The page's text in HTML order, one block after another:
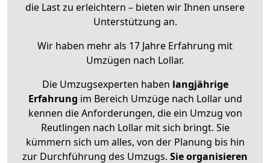
die Last zu erleichtern – bieten wir Ihnen unsere
Unterstützung an.
Wir haben mehr als 17 Jahre Erfahrung mit
Umzügen nach Lollar.
Die Umzugsexperten haben langjährige
Erfahrung im Bereich Umzüge nach Lollar und
kennen die Anforderungen, die ein Umzug von
Reutlingen nach Lollar mit sich bringt. Sie
kümmern sich um alles, von der Planung bis hin
zur Durchführung des Umzugs. Sie organisieren